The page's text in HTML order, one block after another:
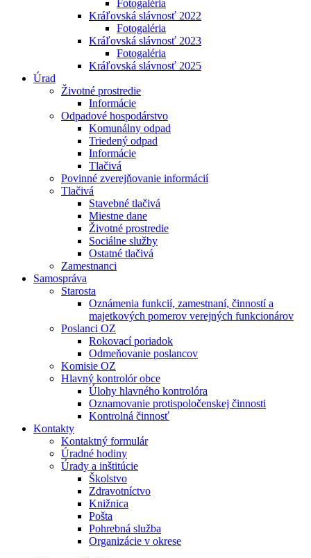
Fotogaléria
Kráľovská slávnosť 2022
Fotogaléria
Kráľovská slávnosť 2023
Fotogaléria
Kráľovská slávnosť 2025
Úrad
Životné prostredie
Informácie
Odpadové hospodárstvo
Komunálny odpad
Triedený odpad
Informácie
Tlačivá
Povinné zverejňovanie informácií
Tlačivá
Stavebné tlačivá
Miestne dane
Životné prostredie
Sociálne služby
Ostatné tlačivá
Zamestnanci
Samospráva
Starosta
Oznámenia funkcií, zamestnaní, činností a
majetkových pomerov verejných funkcionárov
Poslanci OZ
Rokovací poriadok
Odmeňovanie poslancov
Komisie OZ
Hlavný kontrolór obce
Úlohy hlavného kontrolóra
Oznamovanie protispoločenskej činnosti
Kontrolná činnosť
Kontakty
Kontaktný formulár
Úradné hodiny
Úrady a inštitúcie
Školstvo
Zdravotníctvo
Knižnica
Pošta
Pohrebná služba
Organizácie v okrese